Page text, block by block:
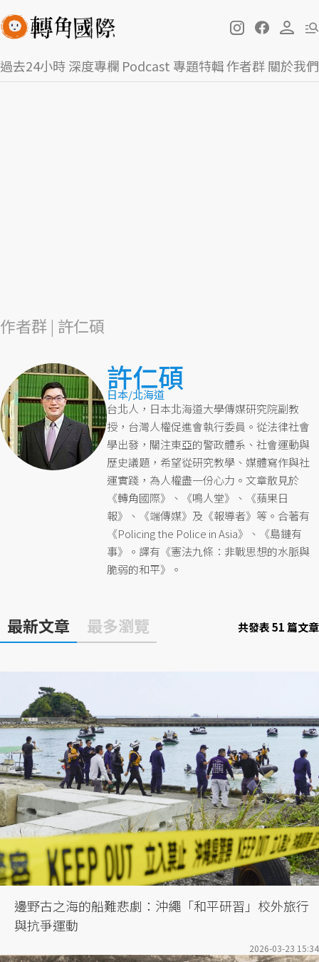
過去24小時深度專欄 Podcast 專題特輯作者群關於我們
作者群 | 許仁碩
許仁碩
日本/北海道
台北人，日本北海道大學傳媒研究院副教
授，台灣人權促進會執行委員。從法律社會
學出發，關注東亞的警政體系、社會運動與
歷史議題，希望從研究教學、媒體寫作與社
運實踐，為人權盡一份心力。文章散見於
《轉角國際》、《鳴人堂》、《蘋果日
報》、《端傳媒》及《報導者》等。合著有
《Policing the Police in Asia》、《島鏈有
事》。譯有《憲法九條：非戰思想的水脈與
脆弱的和平》。
最新文章 最多瀏覽 共發表 51 篇文章
邊野古之海的船難悲劇：沖繩「和平研習」校外旅行
與抗爭運動
2026-03-23 15:34